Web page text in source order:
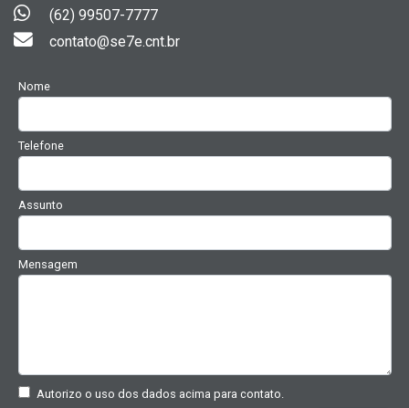
(62) 99507-7777
contato@se7e.cnt.br
Nome
Telefone
Assunto
Mensagem
Autorizo o uso dos dados acima para contato.